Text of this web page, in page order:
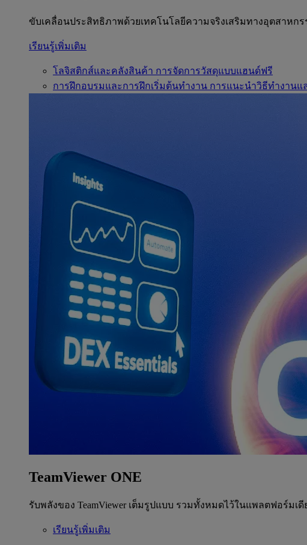
ขับเคลื่อนประสิทธิภาพด้วยเทคโนโลยีความจริงเสริมทางอุตสาหกร
เรียนรู้เพิ่มเติม
โลจิสติกส์และคลังสินค้า การจัดการวัสดุแบบแฮนด์ฟรี
การฝึกอบรมและการฝึกเริ่มต้นทำงาน การแนะนำวิธีทำงานแ
TeamViewer ONE
รับพลังของ TeamViewer เต็มรูปแบบ รวมทั้งหมดไว้ในแพลตฟอร์มเดี
เรียนรู้เพิ่มเติม